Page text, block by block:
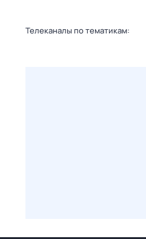
Телеканалы по тематикам: